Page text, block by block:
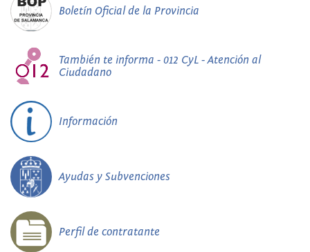
Boletín Oficial de la Provincia
También te informa - 012 CyL - Atención al
Ciudadano
Información
Ayudas y Subvenciones
Perfil de contratante